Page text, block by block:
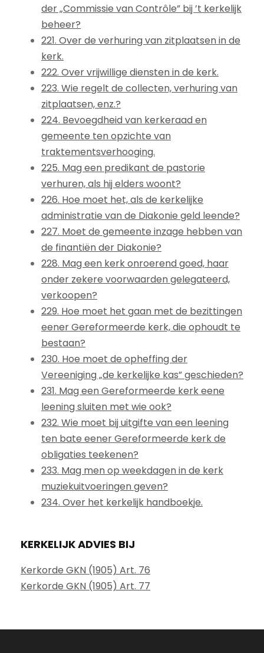
der „Commissie van Contrôle” bij ’t kerkelijk
beheer?
221. Over de verhuring van zitplaatsen in de
kerk.
222. Over vrijwillige diensten in de kerk.
223. Wie regelt de collecten, verhuring van
zitplaatsen, enz.?
224. Bevoegdheid van kerkeraad en
gemeente ten opzichte van
traktementsverhooging.
225. Mag een predikant de pastorie
verhuren, als hij elders woont?
226. Hoe moet het, als de kerkelijke
administratie van de Diakonie geld leende?
227. Moet de gemeente inzage hebben van
de finantiën der Diakonie?
228. Mag een kerk onroerend goed, haar
onder zekere voorwaarden gelegateerd,
verkoopen?
229. Hoe moet het gaan met de bezittingen
eener Gereformeerde kerk, die ophoudt te
bestaan?
230. Hoe moet de opheffing der
Vereeniging „de kerkelijke kas” geschieden?
231. Mag een Gereformeerde kerk eene
leening sluiten met wie ook?
232. Wie moet bij uitgifte van een leening
ten bate eener Gereformeerde kerk de
obligaties teekenen?
233. Mag men op weekdagen in de kerk
muziekuitvoeringen geven?
234. Over het kerkelijk handboekje.
KERKELIJK ADVIES BIJ
Kerkorde GKN (1905) Art. 76
Kerkorde GKN (1905) Art. 77